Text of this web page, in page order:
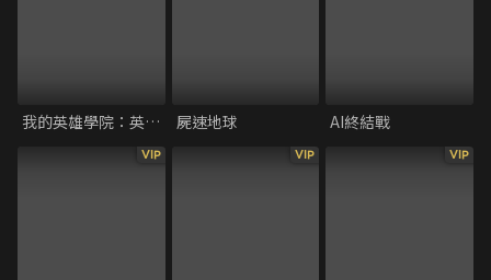
我的英雄學院：英雄新世紀 屍速地球 AI終結戰
VIP VIP VIP